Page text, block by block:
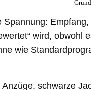
wird,
wie
schwarze